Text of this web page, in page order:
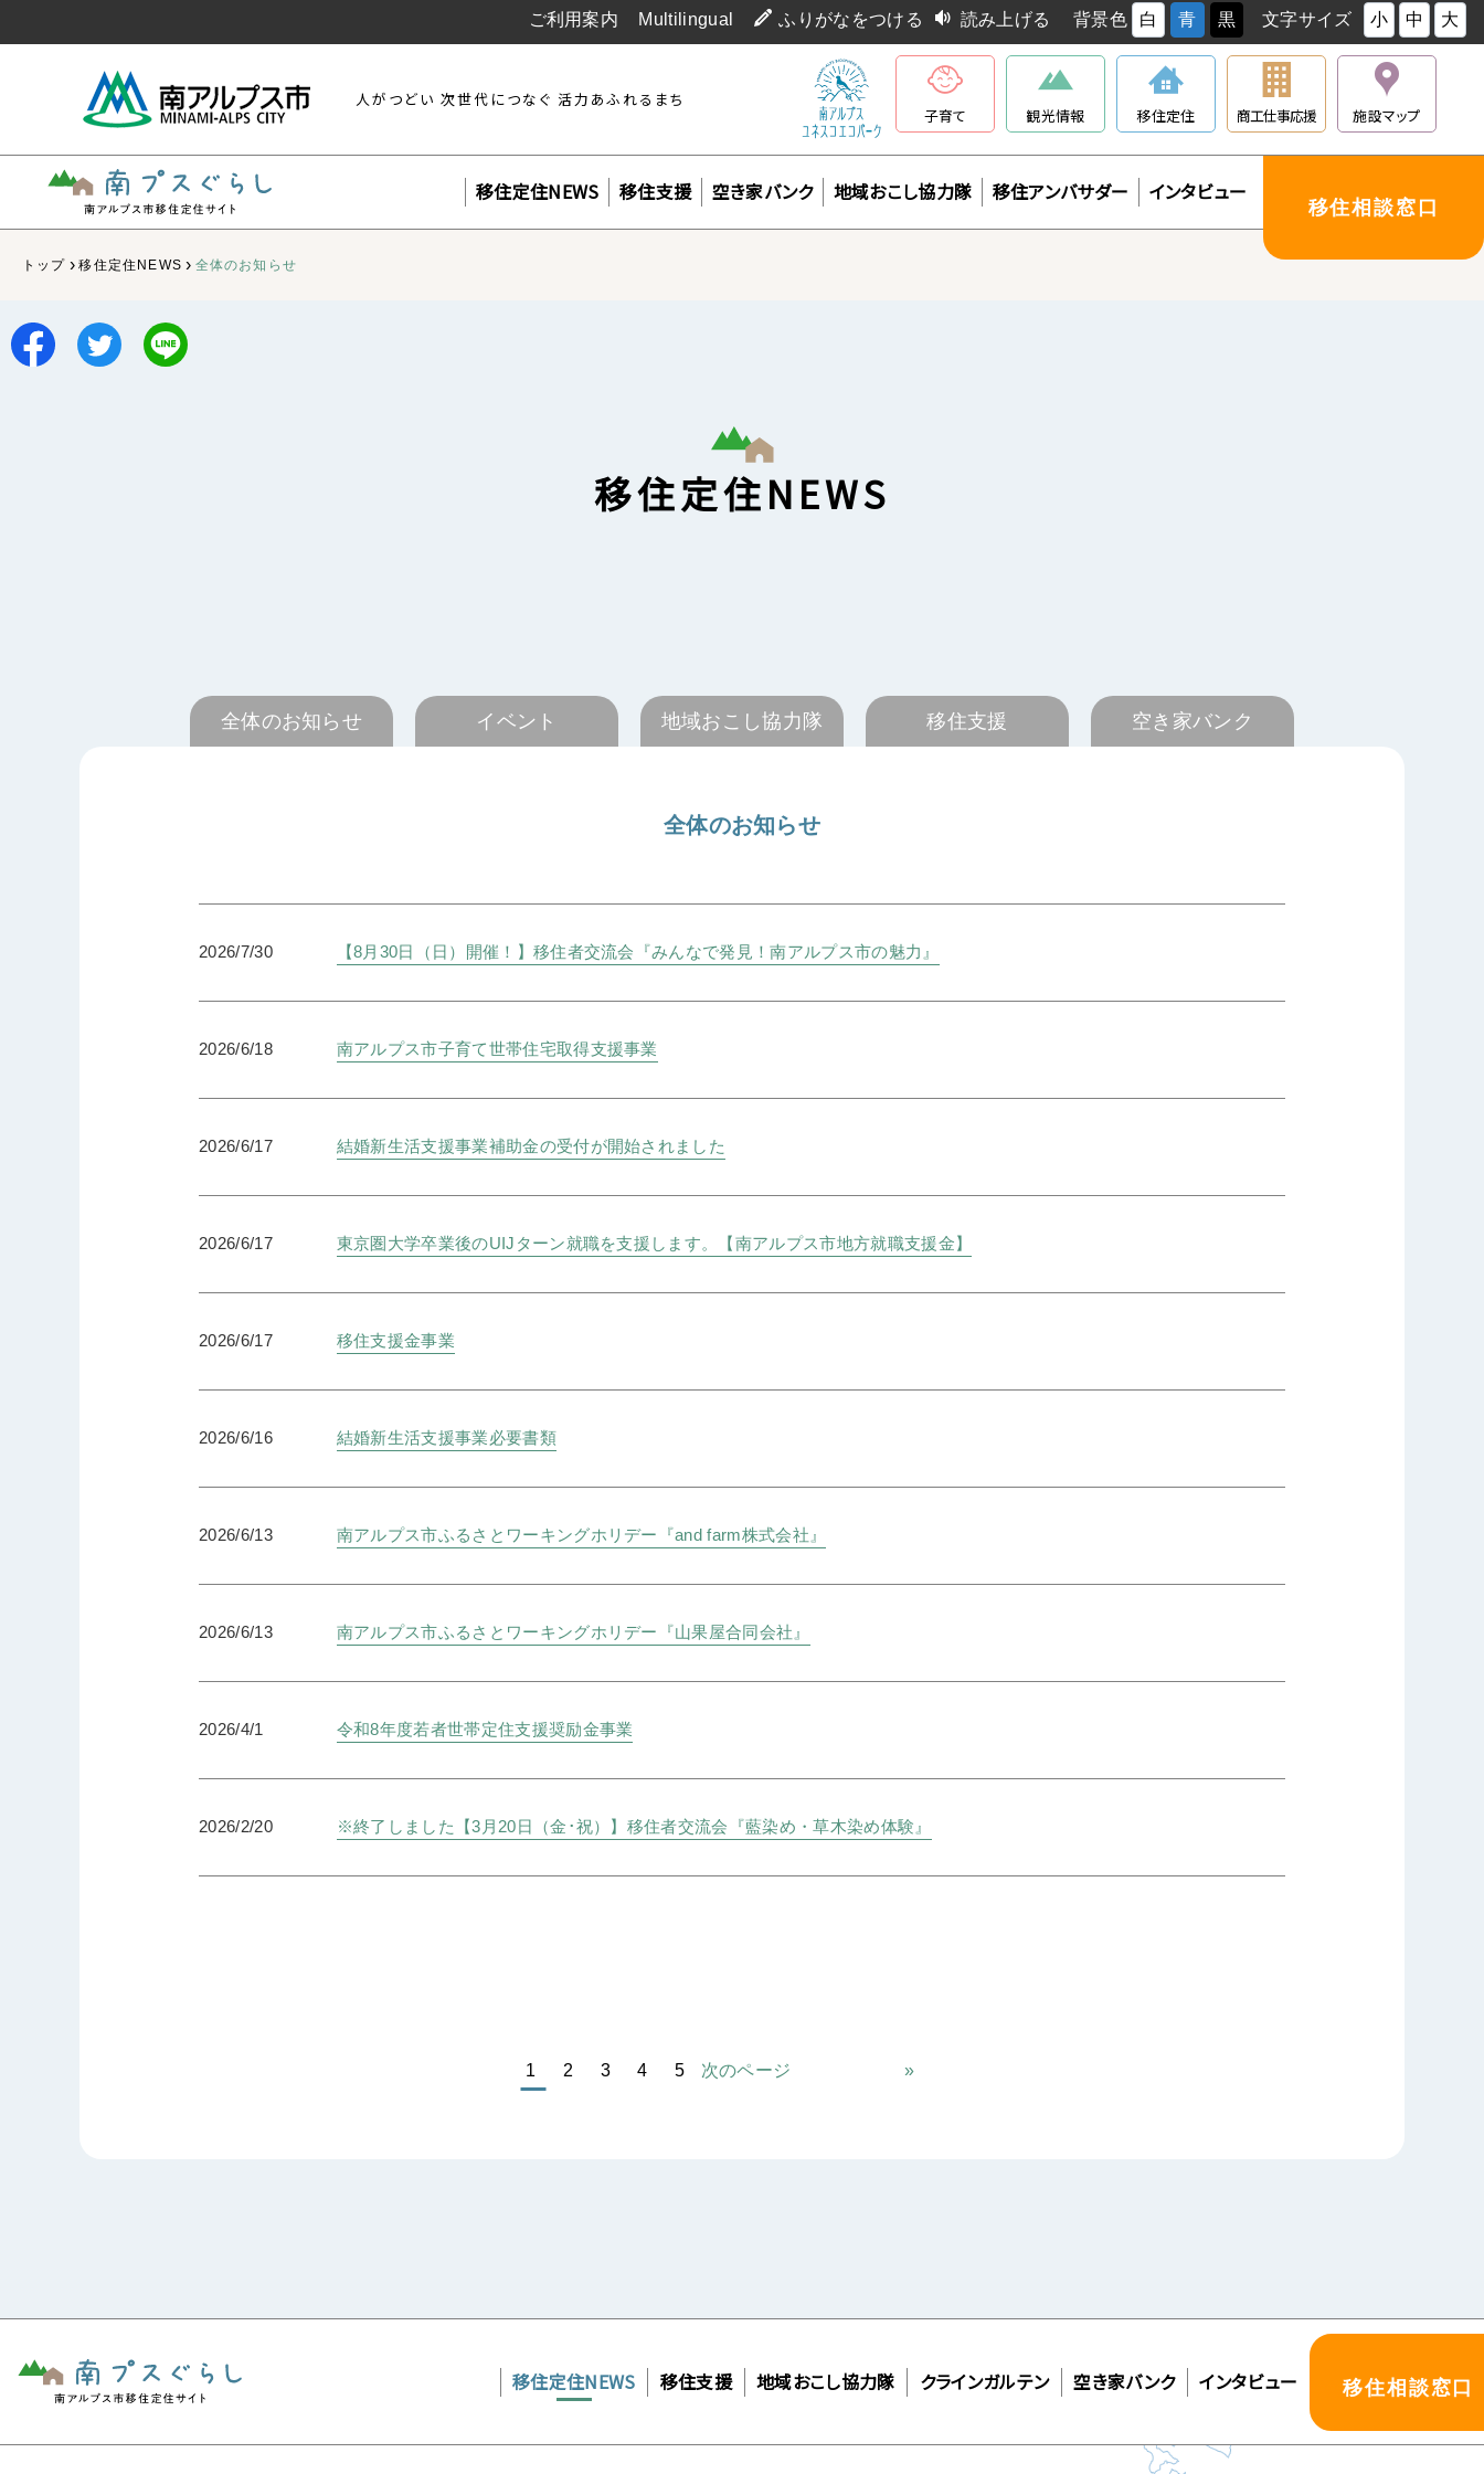
ご利用案内 Multilingual ふりがなをつける 読み上げる 背景色 白 青 黒 文字サイズ 小 中 大
人がつどい 次世代につなぐ 活力あふれるまち
子育て 観光情報 移住定住 商工仕事応援 施設マップ
移住定住NEWS 移住支援 空き家バンク 地域おこし協力隊 移住アンバサダー インタビュー
移住相談窓口
トップ › 移住定住NEWS › 全体のお知らせ
移住定住NEWS
全体のお知らせ イベント 地域おこし協力隊 移住支援 空き家バンク
全体のお知らせ
2026/7/30 【8月30日（日）開催！】移住者交流会『みんなで発見！南アルプス市の魅力』
2026/6/18 南アルプス市子育て世帯住宅取得支援事業
2026/6/17 結婚新生活支援事業補助金の受付が開始されました
2026/6/17 東京圏大学卒業後のUIJターン就職を支援します。【南アルプス市地方就職支援金】
2026/6/17 移住支援金事業
2026/6/16 結婚新生活支援事業必要書類
2026/6/13 南アルプス市ふるさとワーキングホリデー『and farm株式会社』
2026/6/13 南アルプス市ふるさとワーキングホリデー『山果屋合同会社』
2026/4/1 令和8年度若者世帯定住支援奨励金事業
2026/2/20 ※終了しました【3月20日（金･祝）】移住者交流会『藍染め・草木染め体験』
1 2 3 4 5 次のページ »
移住定住NEWS 移住支援 地域おこし協力隊 クラインガルテン 空き家バンク インタビュー 移住相談窓口